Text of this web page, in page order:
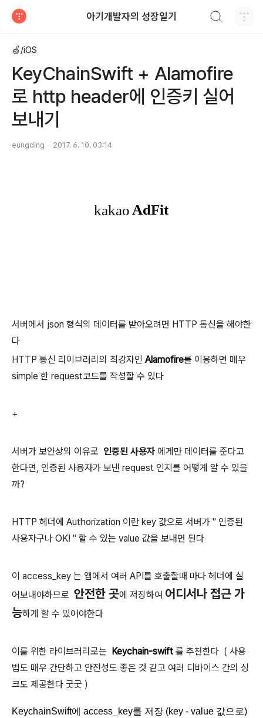
아기개발자의 성장일기
🍏/iOS
KeyChainSwift + Alamofire
로 http header에 인증키 실어
보내기
eungding 2017. 6. 10. 03:14
서버에서 json 형식의 데이터를 받아오려면 HTTP 통신을 해야한
다
HTTP 통신 라이브러리의 최강자인 Alamofire를 이용하면 매우
simple 한 request코드를 작성할 수 있다
+
서버가 보안상의 이유로 인증된 사용자 에게만 데이터를 준다고
한다면, 인증된 사용자가 보낸 request 인지를 어떻게 알 수 있을
까?
HTTP 헤더에 Authorization 이란 key 값으로 서버가 " 인증된
사용자구나 OK! " 할 수 있는 value 값을 보내면 된다
이 access_key 는 앱에서 여러 API를 호출할때 마다 헤더에 실
어보내야하므로 안전한 곳에 저장하여 어디서나 접근 가
능하게 할 수 있어야한다
이를 위한 라이브러리로는 Keychain-swift 를 추천한다 ( 사용
법도 매우 간단하고 안전성도 좋은 것 같고 여러 디바이스 간의 싱
크도 제공한다 굿굿 )
KeychainSwift에 access_key를 저장 (key - value 값으로)